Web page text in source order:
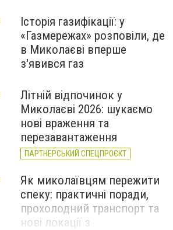
Історія газифікації: у
«Газмережах» розповіли, де
в Миколаєві вперше
з'явився газ
Літній відпочинок у
Миколаєві 2026: шукаємо
нові враження та
перезавантаження
ПАРТНЕРСЬКИЙ СПЕЦПРОЄКТ
Як миколаївцям пережити
спеку: практичні поради,
прохолодний транспорт та
нові локації з